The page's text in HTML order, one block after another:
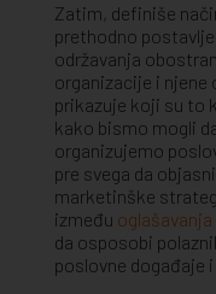
Zatim, definiše
prethodno
održavanja
organizacije i njene
prikazuje koji su to
kako bismo mogli
organizujemo
pre svega da
marketinške
između oglašavanja
da osposobi
poslovne događaje